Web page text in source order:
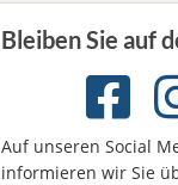
Bleiben Sie auf
Auf unseren Social
informieren wir Sie